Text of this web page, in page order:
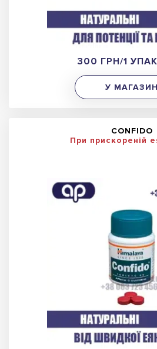
300 ГРН/1
У МАГАЗИН
CONFIDO
При прискореній